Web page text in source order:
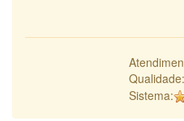
Qualidade:
Sistema: